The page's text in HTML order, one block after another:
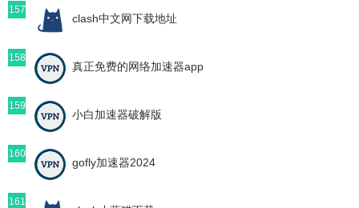
157
clash中文网下载地址
158
真正免费的网络加速器app
159
小白加速器破解版
160
gofly加速器2024
161